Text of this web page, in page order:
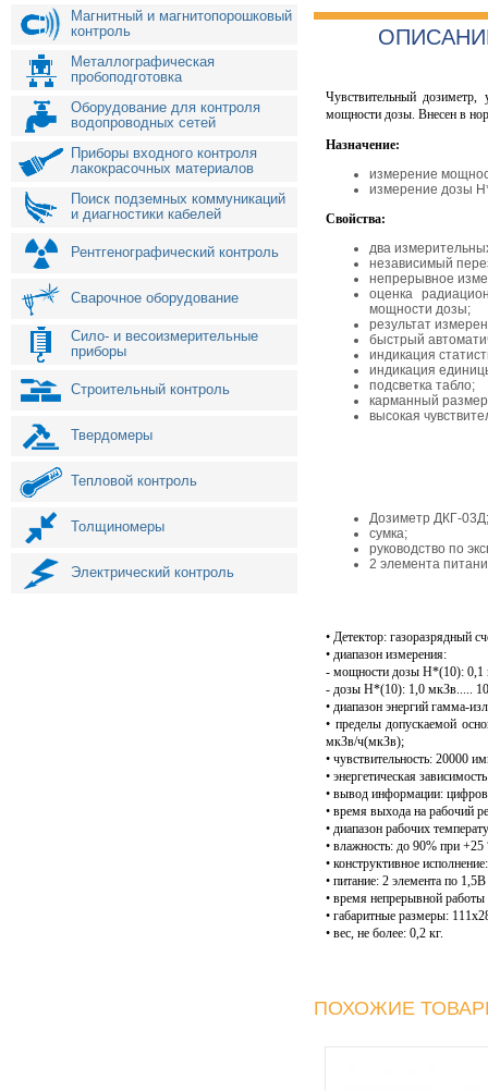
Магнитный и магнитопорошковый
контроль
Металлографическая
пробоподготовка
Оборудование для контроля
водопроводных сетей
Приборы входного контроля
лакокрасочных материалов
Поиск подземных коммуникаций
и диагностики кабелей
Рентгенографический контроль
Сварочное оборудование
Сило- и весоизмерительные
приборы
Строительный контроль
Твердомеры
Тепловой контроль
Толщиномеры
Электрический контроль
Чувствительный дозиметр,
мощности дозы. Внесен в
Назначение:
измерение
измерение дозы
Свойства:
два
независимый
непрерывное
оценка
мощности дозы;
результат
быстрый
индикация
индикация
подсветка табло;
карманный
высокая
Дозиметр ДКГ-03Д;
сумка;
руководство по
2 элемента
• Детектор: газоразрядный
• диапазон измерения:
- мощности дозы Н*(10): 0,1
- дозы Н*(10): 1,0 мкЗв.....
• диапазон энергий гамма-
• пределы допускаемой
мкЗв/ч(мкЗв);
• чувствительность: 20000
• энергетическая
• вывод информации:
• время выхода на рабочий
• диапазон рабочих
• влажность: до 90% при +25
• конструктивное
• питание: 2 элемента по
• время непрерывной
• габаритные размеры:
• вес, не более: 0,2 кг.
ПОХОЖИЕ